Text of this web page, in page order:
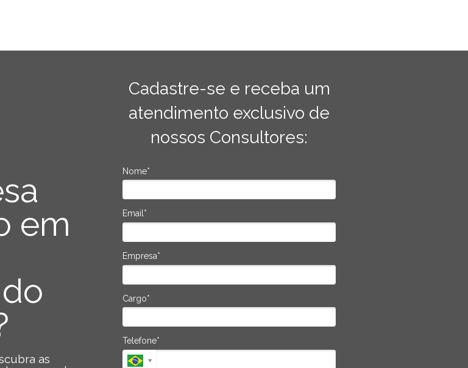
em
as
Cadastre-se e receba um
atendimento exclusivo de
nossos Consultores:
Nome*
Email*
Empresa*
Cargo*
Telefone*